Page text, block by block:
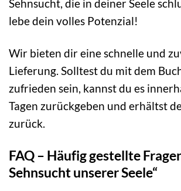
Sehnsucht, die in deiner Seele
lebe dein volles Potenzial!
Wir bieten dir eine schnelle und
Lieferung. Solltest du mit dem
zufrieden sein, kannst du es
Tagen zurückgeben und erhältst
zurück.
FAQ – Häufig gestellte
Sehnsucht unserer Seele“